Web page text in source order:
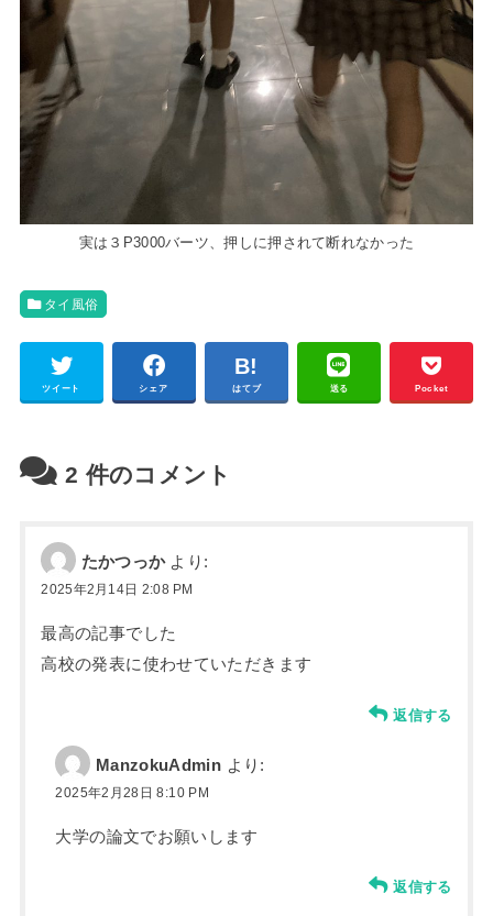
実は３P3000バーツ、押しに押されて断れなかった
タイ風俗
ツイート シェア はてブ 送る Pocket
2 件のコメント
たかつっか より:
2025年2月14日 2:08 PM
最高の記事でした
高校の発表に使わせていただきます
返信する
ManzokuAdmin より:
2025年2月28日 8:10 PM
大学の論文でお願いします
返信する